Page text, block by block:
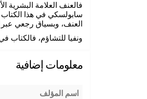
فالعنف العلامة البشرية
سابولسكي في هذا الكتاب
العنف، وبسياق رجعي
ونفيا للتشاؤم، فالكتاب
معلومات إضافية
اسم المؤلف